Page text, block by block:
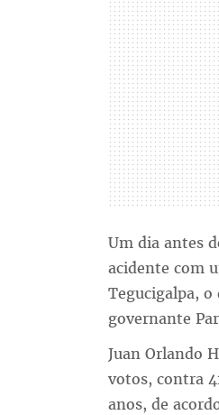
Um dia antes
acidente com
Tegucigalpa,
governante
Juan Orlando
votos, contra
anos, de